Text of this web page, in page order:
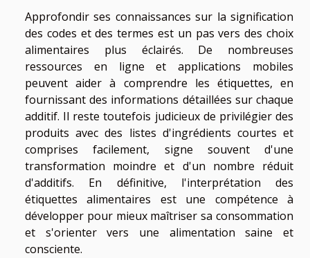
Approfondir ses connaissances sur la signification
des codes et des termes est un pas vers des choix
alimentaires plus éclairés. De nombreuses
ressources en ligne et applications mobiles
peuvent aider à comprendre les étiquettes, en
fournissant des informations détaillées sur chaque
additif. Il reste toutefois judicieux de privilégier des
produits avec des listes d'ingrédients courtes et
comprises facilement, signe souvent d'une
transformation moindre et d'un nombre réduit
d'additifs. En définitive, l'interprétation des
étiquettes alimentaires est une compétence à
développer pour mieux maîtriser sa consommation
et s'orienter vers une alimentation saine et
consciente.